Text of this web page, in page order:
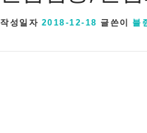
작성일자 2018-12-18 글쓴이 블